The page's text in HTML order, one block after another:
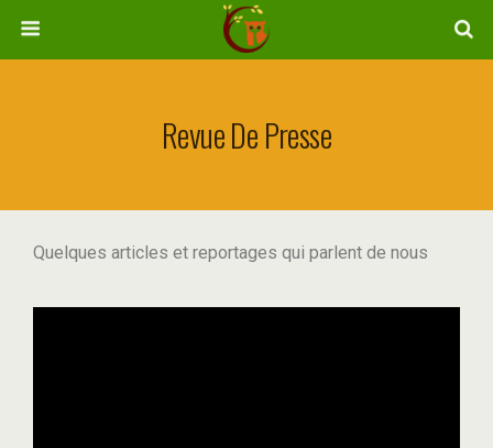
Revue De Presse
Quelques articles et reportages qui parlent de nous